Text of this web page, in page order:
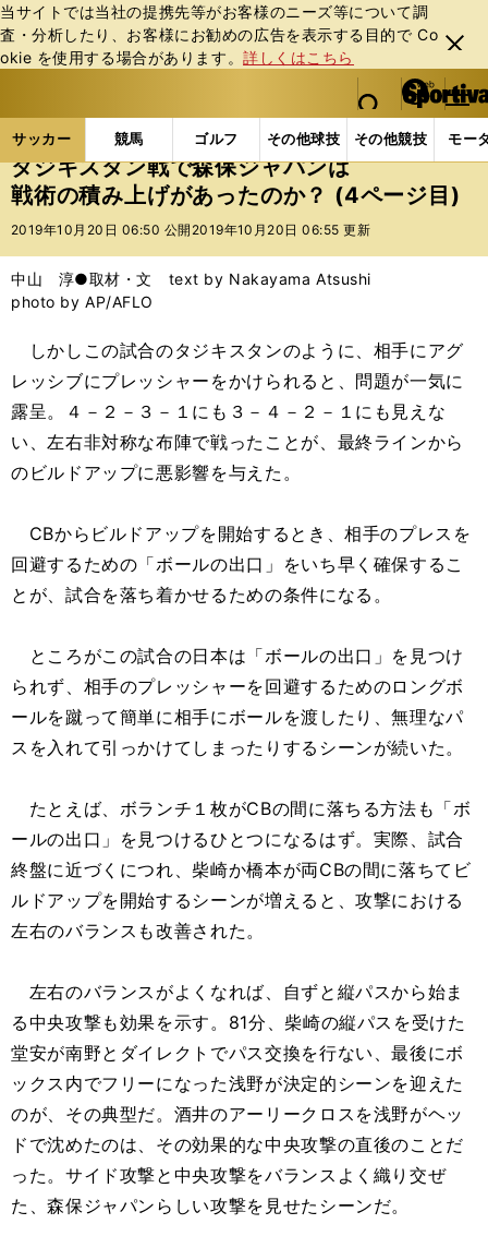
当サイトでは当社の提携先等がお客様のニーズ等について調
査・分析したり、お客様にお勧めの広告を表⽰する⽬的で Co
okie を使⽤する場合があります。詳しくはこちら
閉じ
る
web Sportiva (webスポルティーバ)
検索
マイペ
ー
ジ
メニュ
サッカー 競馬 ゴルフ その他球技 その他競技 モー
ス
ポ
ル
バ
サッカーの記事一覧 サッカー代表 日本代表 タ
タジキスタン戦で森保ジャパンは
戦術の積み上げがあったのか？ (4ページ目)
2019年10月20日 06:50 公開 2019年10月20日 06:55 更新
中山 淳●取材・文 text by Nakayama Atsushi
photo by AP/AFLO
しかしこの試合のタジキスタンのように、相手にアグ
レッシブにプレッシャーをかけられると、問題が一気に
露呈。４－２－３－１にも３－４－２－１にも見えな
い、左右非対称な布陣で戦ったことが、最終ラインから
のビルドアップに悪影響を与えた。
CBからビルドアップを開始するとき、相手のプレスを
回避するための「ボールの出口」をいち早く確保するこ
とが、試合を落ち着かせるための条件になる。
ところがこの試合の日本は「ボールの出口」を見つけ
られず、相手のプレッシャーを回避するためのロングボ
ールを蹴って簡単に相手にボールを渡したり、無理なパ
スを入れて引っかけてしまったりするシーンが続いた。
たとえば、ボランチ１枚がCBの間に落ちる方法も「ボ
ールの出口」を見つけるひとつになるはず。実際、試合
終盤に近づくにつれ、柴崎か橋本が両CBの間に落ちてビ
ルドアップを開始するシーンが増えると、攻撃における
左右のバランスも改善された。
左右のバランスがよくなれば、自ずと縦パスから始ま
る中央攻撃も効果を示す。81分、柴崎の縦パスを受けた
堂安が南野とダイレクトでパス交換を行ない、最後にボ
ックス内でフリーになった浅野が決定的シーンを迎えた
のが、その典型だ。酒井のアーリークロスを浅野がヘッ
ドで沈めたのは、その効果的な中央攻撃の直後のことだ
った。サイド攻撃と中央攻撃をバランスよく織り交ぜ
た、森保ジャパンらしい攻撃を見せたシーンだ。